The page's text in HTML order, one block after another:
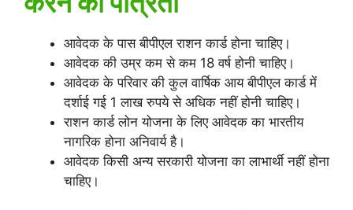
आवेदक के पास बीपीएल राशन कार्ड होना चाहिए।
आवेदक की उम्र कम से कम 18 वर्ष होनी चाहिए।
आवेदक के परिवार की कुल वार्षिक आय बीपीएल कार्ड में
दर्शाई गई 1 लाख रुपये से अधिक नहीं होनी चाहिए।
राशन कार्ड लोन योजना के लिए आवेदक का भारतीय
नागरिक होना अनिवार्य है।
आवेदक किसी अन्य सरकारी योजना का लाभार्थी नहीं होना
चाहिए।